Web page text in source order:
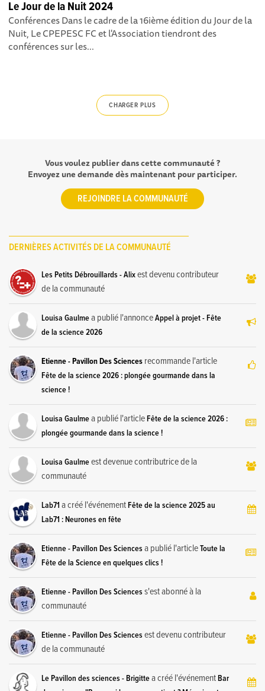
Le Jour de la Nuit 2024
Conférences Dans le cadre de la 16ième édition du Jour de la
Nuit, Le CPEPESC FC et l'Association tiendront des
conférences sur les...
CHARGER PLUS
Vous voulez publier dans cette communauté ?
Envoyez une demande dès maintenant pour participer.
REJOINDRE LA COMMUNAUTÉ
DERNIÈRES ACTIVITÉS DE LA COMMUNAUTÉ
Les Petits Débrouillards - Alixest devenu contributeur
de la communauté
Louisa Gaulmea publié l'annonceAppel à projet - Fête
de la science 2026
Etienne - Pavillon Des Sciences recommande l'article
Fête de la science 2026 : plongée gourmande dans la
science !
Louisa Gaulmea publié l'articleFête de la science 2026 :
plongée gourmande dans la science !
Louisa Gaulmeest devenue contributrice de la
communauté
Lab71 a créé l'événementFête de la science 2025 au
Lab71 : Neurones en fête
Etienne - Pavillon Des Sciences a publié l'articleToute la
Fête de la Science en quelques clics !
Etienne - Pavillon Des Sciences s'est abonné à la
communauté
Etienne - Pavillon Des Sciences est devenu contributeur
de la communauté
Le Pavillon des sciences - Brigittea créé l'événementBar